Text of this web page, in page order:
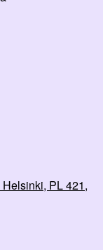
PL 421,